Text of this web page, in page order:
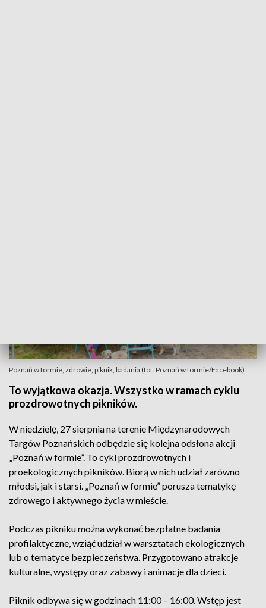
Poznań w formie, zdrowie, piknik, badania (fot. Poznań w formie/Facebook)
To wyjątkowa okazja. Wszystko w ramach cyklu
prozdrowotnych pikników.
W niedzielę, 27 sierpnia na terenie Międzynarodowych
Targów Poznańskich odbędzie się kolejna odsłona akcji
„Poznań w formie”. To cykl prozdrowotnych i
proekologicznych pikników. Biorą w nich udział zarówno
młodsi, jak i starsi. „Poznań w formie” porusza tematykę
zdrowego i aktywnego życia w mieście.
Podczas pikniku można wykonać bezpłatne badania
profilaktyczne, wziąć udział w warsztatach ekologicznych
lub o tematyce bezpieczeństwa. Przygotowano atrakcje
kulturalne, występy oraz zabawy i animacje dla dzieci.
Piknik odbywa się w godzinach 11:00 – 16:00. Wstęp jest